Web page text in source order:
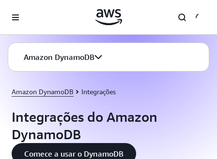
Pular para o conteúdo principal
Amazon DynamoDB
Amazon DynamoDB Integrações
Integrações do Amazon
DynamoDB
Comece a usar o DynamoDB